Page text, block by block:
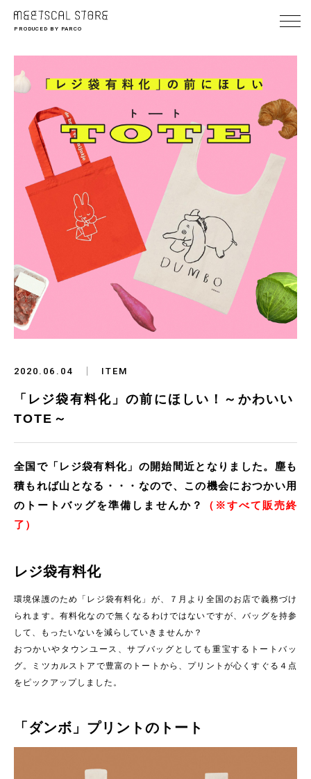
PRODUCED BY PARCO
2020.06.04 ITEM
「レジ袋有料化」の前にほしい！～かわいい
TOTE～
全国で「レジ袋有料化」の開始間近となりました。塵も
積もれば山となる・・・なので、この機会におつかい用
のトートバッグを準備しませんか？
（※すべて販売終
了）
レジ袋有料化
環境保護のため「レジ袋有料化」が、７月より全国のお店で義務づけ
られます。有料化なので無くなるわけではないですが、バッグを持参
して、もったいないを減らしていきませんか？
おつかいやタウンユース、サブバッグとしても重宝するトートバッ
グ。ミツカルストアで豊富のトートから、プリントが心くすぐる４点
をピックアップしました。
「ダンボ」プリントのトート